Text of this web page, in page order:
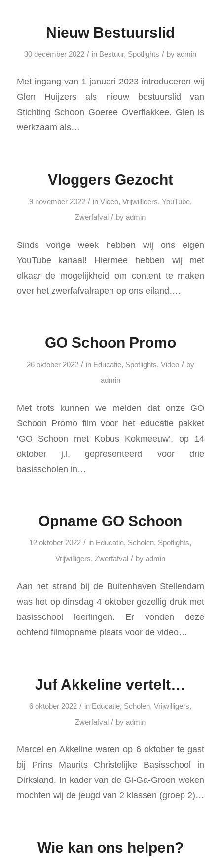
Nieuw Bestuurslid
30 december 2022 / in Bestuur, Spotlights / byadmin
Met ingang van 1 januari 2023 introduceren wij
Glen Huijzers als nieuw bestuurslid van
Stichting Schoon Goeree Overflakkee. Glen is
werkzaam als…
Vloggers Gezocht
9 november 2022 / in Video, Vrijwilligers, YouTube,
Zwerfafval / byadmin
Sinds vorige week hebben wij ons eigen
YouTube kanaal! Hiermee hebben wij met
elkaar de mogelijkheid om content te maken
over het zwerfafvalrapen op ons eiland….
GO Schoon Promo
26 oktober 2022 / in Educatie, Spotlights, Video / by
admin
Met trots kunnen we melden dat onze GO
Schoon Promo film voor het educatie pakket
‘GO Schoon met Kobus Kokmeeuw’, op 14
oktober j.l. gepresenteerd voor drie
basisscholen in…
Opname GO Schoon
12 oktober 2022 / in Educatie, Scholen, Spotlights,
Vrijwilligers,Zwerfafval / byadmin
Aan het strand bij de Buitenhaven Stellendam
was het op dinsdag 4 oktober gezellig druk met
basisschool leerlingen. Er vonden deze
ochtend filmopname plaats voor de video…
Juf Akkeline vertelt…
6 oktober 2022 / in Educatie, Scholen,Vrijwilligers,
Zwerfafval / byadmin
Marcel en Akkeline waren op 6 oktober te gast
bij Prins Maurits Christelijke Basisschool in
Dirksland. In kader van de Gi-Ga-Groen weken
mochten wij de jeugd van 2 klassen (groep 2)…
Wie kan ons helpen?